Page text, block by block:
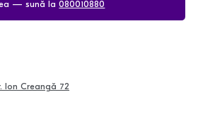
— sună la080010880
Ion Creangă 72